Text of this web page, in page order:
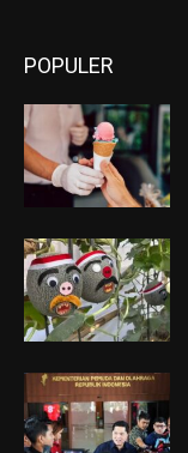
POPULER